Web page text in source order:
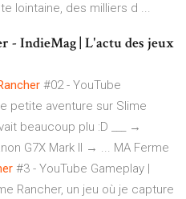
lointaine, des milliers d ...
- IndieMag | L'actu des jeux
#02 - YouTube
petite aventure sur Slime
beaucoup plu :D ___ →
G7X Mark II → ... MA Ferme
#3 - YouTube Gameplay |
Rancher, un jeu où je capture